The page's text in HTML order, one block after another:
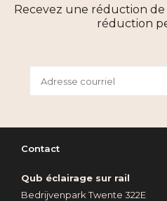
Recevez une réduction de
réduction
Contact
Qub éclairage sur rail
Bedrijvenpark Twente 322E